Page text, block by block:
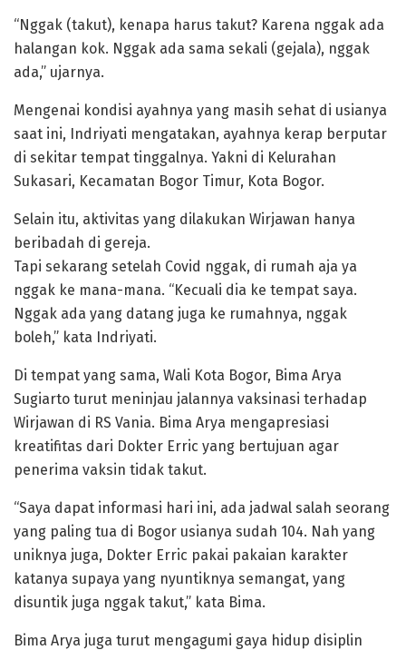
“Nggak (takut), kenapa harus takut? Karena nggak ada
halangan kok. Nggak ada sama sekali (gejala), nggak
ada,” ujarnya.
Mengenai kondisi ayahnya yang masih sehat di usianya
saat ini, Indriyati mengatakan, ayahnya kerap berputar
di sekitar tempat tinggalnya. Yakni di Kelurahan
Sukasari, Kecamatan Bogor Timur, Kota Bogor.
Selain itu, aktivitas yang dilakukan Wirjawan hanya
beribadah di gereja.
Tapi sekarang setelah Covid nggak, di rumah aja ya
nggak ke mana-mana. “Kecuali dia ke tempat saya.
Nggak ada yang datang juga ke rumahnya, nggak
boleh,” kata Indriyati.
Di tempat yang sama, Wali Kota Bogor, Bima Arya
Sugiarto turut meninjau jalannya vaksinasi terhadap
Wirjawan di RS Vania. Bima Arya mengapresiasi
kreatifitas dari Dokter Erric yang bertujuan agar
penerima vaksin tidak takut.
“Saya dapat informasi hari ini, ada jadwal salah seorang
yang paling tua di Bogor usianya sudah 104. Nah yang
uniknya juga, Dokter Erric pakai pakaian karakter
katanya supaya yang nyuntiknya semangat, yang
disuntik juga nggak takut,” kata Bima.
Bima Arya juga turut mengagumi gaya hidup disiplin